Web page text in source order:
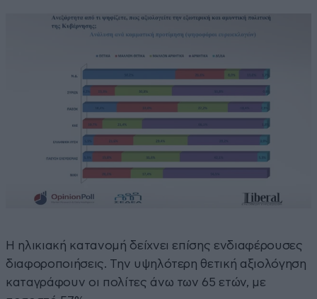
Η ηλικιακή κατανομή δείχνει επίσης ενδιαφέρουσες
διαφοροποιήσεις. Την υψηλότερη θετική αξιολόγηση
καταγράφουν οι πολίτες άνω των 65 ετών, με